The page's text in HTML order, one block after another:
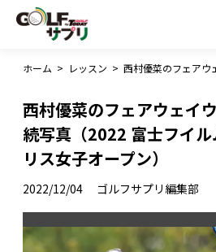
ホーム > レッスン >
西村優菜のフェアウェイ
続写真（2022 富士フイ
リス女子オープン）
2022/12/04 ゴルフサプリ編集部